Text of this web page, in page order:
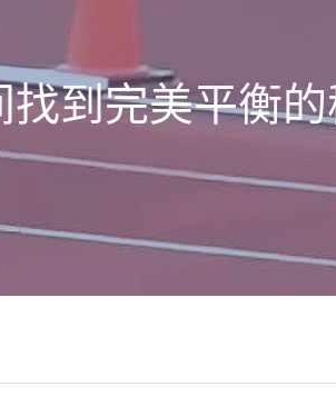
到完美平衡